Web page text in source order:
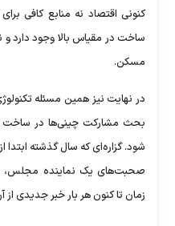
کنونی اقتصاد نه منابع کافی
ساخت در مقیاس بالا وجود دارد و
مسکن.
در نهایت نیز همین مسئله
بحث مشارکت چینی‌ها در
شود. گزاره‌ای که سال گذشته
صحبت‌های یک نماینده مجلس،
زمان تا کنون هر بار خبر جدیدی